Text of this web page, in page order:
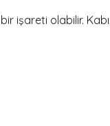
olabilir.